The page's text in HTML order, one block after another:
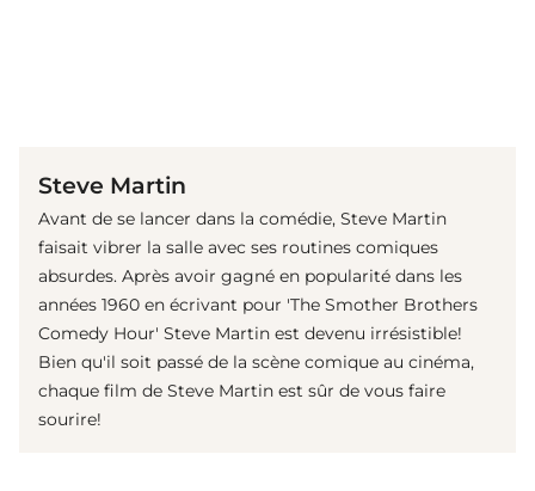
Steve Martin
Avant de se lancer dans la comédie, Steve Martin
faisait vibrer la salle avec ses routines comiques
absurdes. Après avoir gagné en popularité dans les
années 1960 en écrivant pour 'The Smother Brothers
Comedy Hour' Steve Martin est devenu irrésistible!
Bien qu'il soit passé de la scène comique au cinéma,
chaque film de Steve Martin est sûr de vous faire
sourire!